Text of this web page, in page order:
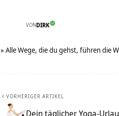
VONDIRK
» Alle Wege, die du gehst, führen die
VORHERIGER ARTIKEL
Dein täglicher Yoga-